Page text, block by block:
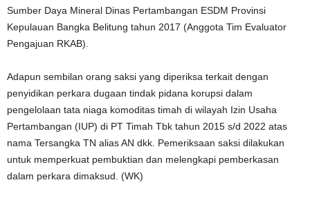
Sumber Daya Mineral Dinas Pertambangan ESDM Provinsi
Kepulauan Bangka Belitung tahun 2017 (Anggota Tim Evaluator
Pengajuan RKAB).
Adapun sembilan orang saksi yang diperiksa terkait dengan
penyidikan perkara dugaan tindak pidana korupsi dalam
pengelolaan tata niaga komoditas timah di wilayah Izin Usaha
Pertambangan (IUP) di PT Timah Tbk tahun 2015 s/d 2022 atas
nama Tersangka TN alias AN dkk. Pemeriksaan saksi dilakukan
untuk memperkuat pembuktian dan melengkapi pemberkasan
dalam perkara dimaksud. (WK)